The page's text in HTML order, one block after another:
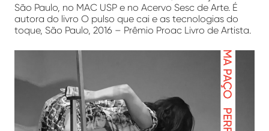
São Paulo, no MAC USP e no Acervo Sesc de Arte. É
autora do livro O pulso que cai e as tecnologias do
toque, São Paulo, 2016 – Prêmio Proac Livro de Artista.